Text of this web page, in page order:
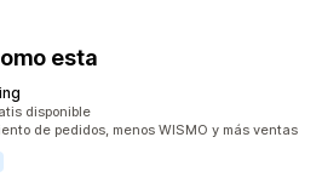
esta
disponible
de pedidos, menos WISMO y más ventas